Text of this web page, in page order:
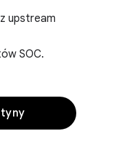
upstream
SOC.